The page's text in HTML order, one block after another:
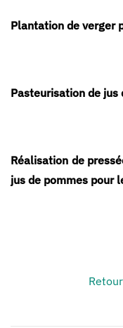
Plantation de verger
Pasteurisation de jus
Réalisation de
jus de pommes pour